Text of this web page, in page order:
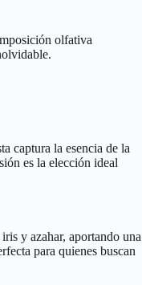
olfativa
captura la esencia de la
es la elección ideal
y azahar, aportando una
para quienes buscan